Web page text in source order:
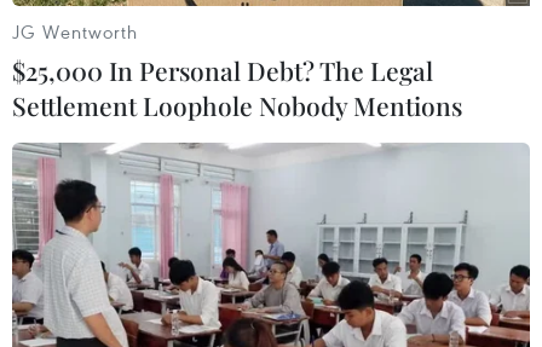
#Hiến Máu Tình Nguyện
TP. Hà Nội
TIN LIÊN QUAN
JG Wentworth
$25,000 In Personal Debt? The Legal
Settlement Loophole Nobody Mentions